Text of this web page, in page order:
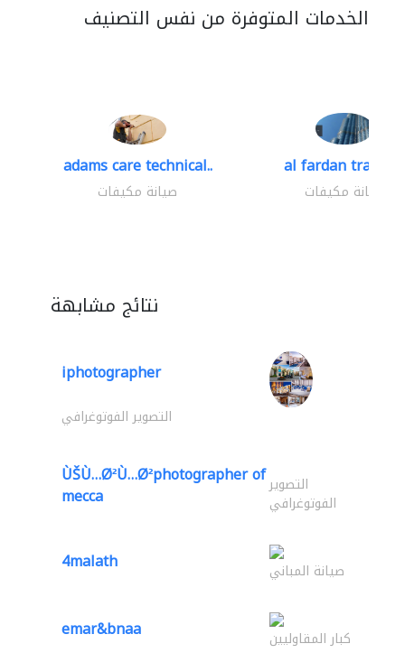
الخدمات المتوفرة من نفس التصنيف
adams care technical..
صيانة مكيفات
al fardan trading..
صيانة مكيفات
نتائج مشابهة
iphotographer
التصوير الفوتوغرافي
ÙŠÙ…Ø²Ù…Ø²photographer of
mecca التصوير
الفوتوغرافي
4malath صيانة المباني
emar&bnaa كبار المقاوليين